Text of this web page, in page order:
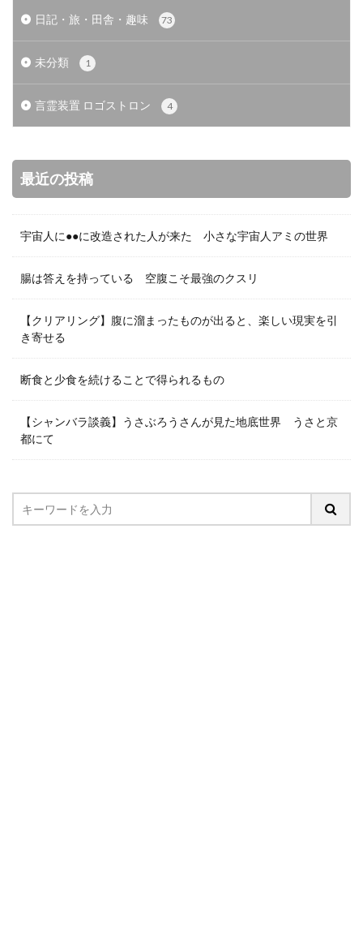
日記・旅・田舎・趣味 73
未分類 1
言霊装置 ロゴストロン 4
最近の投稿
宇宙人に●●に改造された人が来た 小さな宇宙人アミの世界
腸は答えを持っている 空腹こそ最強のクスリ
【クリアリング】腹に溜まったものが出ると、楽しい現実を引
き寄せる
断食と少食を続けることで得られるもの
【シャンバラ談義】うさぶろうさんが見た地底世界 うさと京
都にて